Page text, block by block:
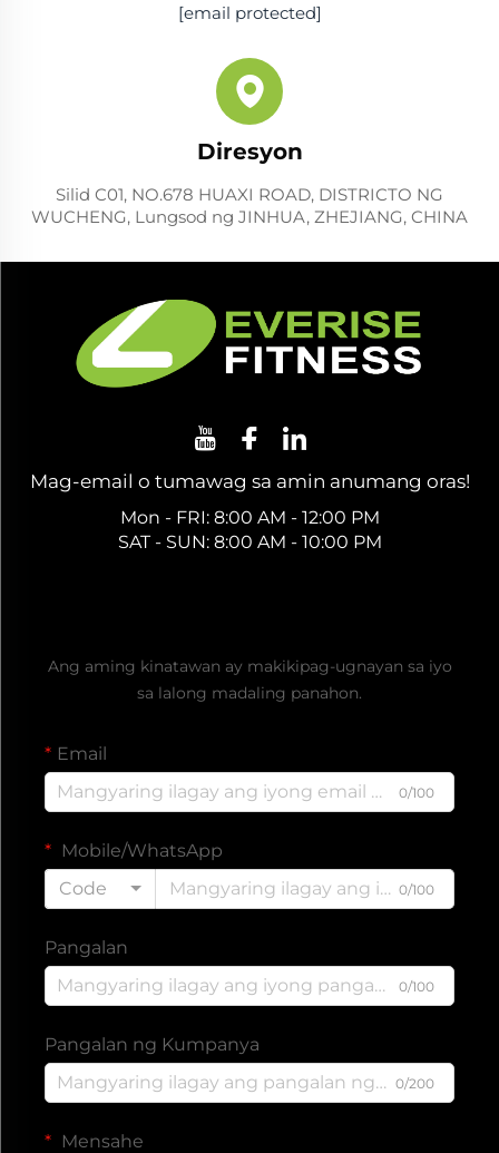
[email protected]
Diresyon
Silid C01, NO.678 HUAXI ROAD, DISTRICTO NG
WUCHENG, Lungsod ng JINHUA, ZHEJIANG, CHINA
Mag-email o tumawag sa amin anumang oras!
Mon - FRI: 8:00 AM - 12:00 PM
SAT - SUN: 8:00 AM - 10:00 PM
Ang aming kinatawan ay makikipag-ugnayan sa iyo
sa lalong madaling panahon.
Email
0/100
Mobile/WhatsApp
Code
0/100
Pangalan
0/100
Pangalan ng Kumpanya
0/200
Mensahe